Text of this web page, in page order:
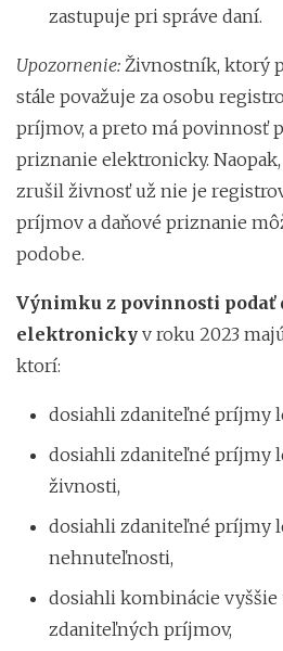
zastupuje pri správe daní.
Upozornenie: Živnostník, ktorý
stále považuje za osobu
príjmov, a preto má povinnosť
priznanie elektronicky.
zrušil živnosť už nie je
príjmov a daňové priznanie
podobe.
Výnimku z povinnosti podať
elektronicky v roku 2023
ktorí:
dosiahli zdaniteľné príjmy
dosiahli zdaniteľné príjmy
živnosti,
dosiahli zdaniteľné príjmy
nehnuteľnosti,
dosiahli kombinácie vyššie
zdaniteľných príjmov,